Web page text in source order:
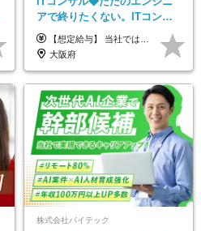
アで終りたくない。ITコンサ
ル・PMに挑戦出来る！成長中
の次世代IT企業
【想定給与】 当社では、すべてのプロジェクトで受注単価を完全開示。 給与はその単価に連動し、還元率は80％以上を保証しています。 経験・スキル・貢献度に応じて報酬を正当に評価し、前職年収の保証も行っています。 ■正社員 月給35万円以上＋賞与年2回（みなし残業20h分含む） ◇試用期間は3ヶ月（期間中の待遇に変更なし） ◇みなし残業は案件先によって異なります。詳細は面談にてご説明致します。 ※経験・スキルを考慮し優遇 年収例： ・29歳女性／年収700万円（開発→上流転向） ・38歳男性／年収1,100万円（PMO・マネジメント） ・47歳男性／年収1,300万円（ITコンサル・高裁量案件）
大阪府
株式会社バイテック